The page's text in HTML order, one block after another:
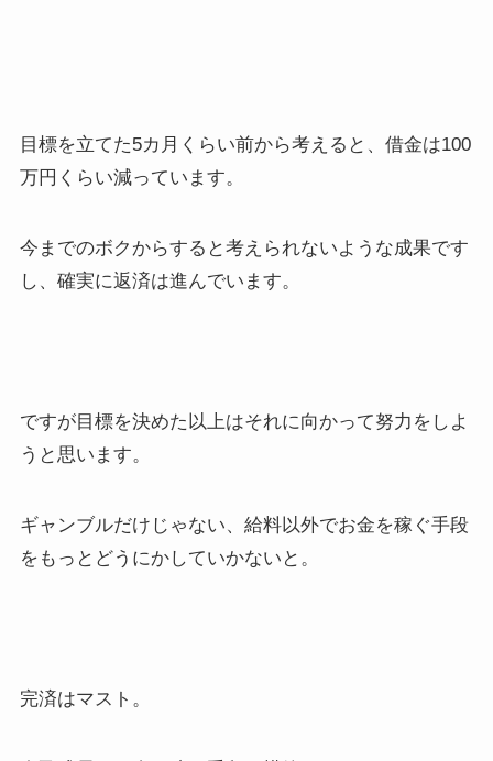
目標を立てた5カ月くらい前から考えると、借金は100
万円くらい減っています。
今までのボクからすると考えられないような成果です
し、確実に返済は進んでいます。
ですが目標を決めた以上はそれに向かって努力をしよ
うと思います。
ギャンブルだけじゃない、給料以外でお金を稼ぐ手段
をもっとどうにかしていかないと。
完済はマスト。